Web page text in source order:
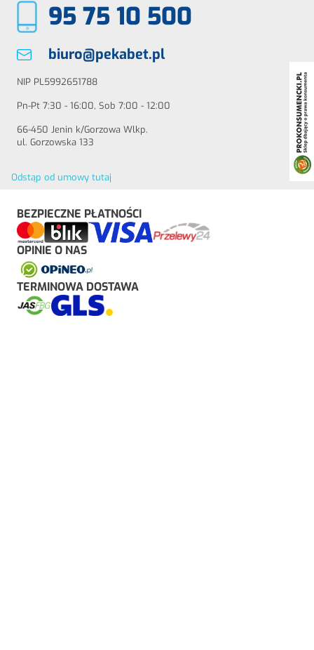
95 75 10 500
biuro@pekabet.pl
NIP PL5992651788
Pn-Pt 7:30 - 16:00, Sob 7:00 - 12:00
66-450 Jenin k/Gorzowa Wlkp.
ul. Gorzowska 133
Odstąp od umowy tutaj
BEZPIECZNE PŁATNOŚCI
OPINIE O NAS
TERMINOWA DOSTAWA